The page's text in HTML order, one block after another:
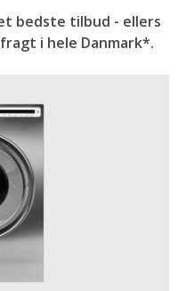
bedste tilbud - ellers
i hele Danmark*.